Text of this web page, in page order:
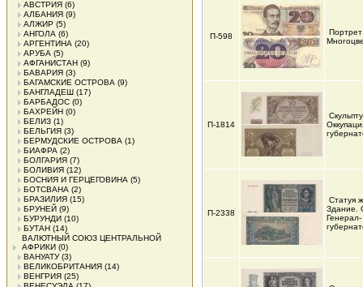
АВСТРИЯ (6)
АЛБАНИЯ (9)
АЛЖИР (5)
АНГОЛА (6)
АРГЕНТИНА (20)
АРУБА (5)
АФГАНИСТАН (9)
БАВАРИЯ (3)
БАГАМСКИЕ ОСТРОВА (9)
БАНГЛАДЕШ (17)
БАРБАДОС (0)
БАХРЕЙН (0)
БЕЛИЗ (1)
БЕЛЬГИЯ (3)
БЕРМУДСКИЕ ОСТРОВА (1)
БИАФРА (2)
БОЛГАРИЯ (7)
БОЛИВИЯ (12)
БОСНИЯ И ГЕРЦЕГОВИНА (5)
БОТСВАНА (2)
БРАЗИЛИЯ (15)
БРУНЕЙ (9)
БУРУНДИ (10)
БУТАН (14)
ВАЛЮТНЫЙ СОЮЗ ЦЕНТРАЛЬНОЙ
АФРИКИ (0)
ВАНУАТУ(3)
ВЕЛИКОБРИТАНИЯ (14)
ВЕНГРИЯ (25)
П-598
Портрет
П-1814
П-2338
Статуя
Здание.
Генерал-